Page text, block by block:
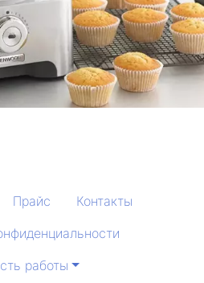
Прайс
Контакты
работы